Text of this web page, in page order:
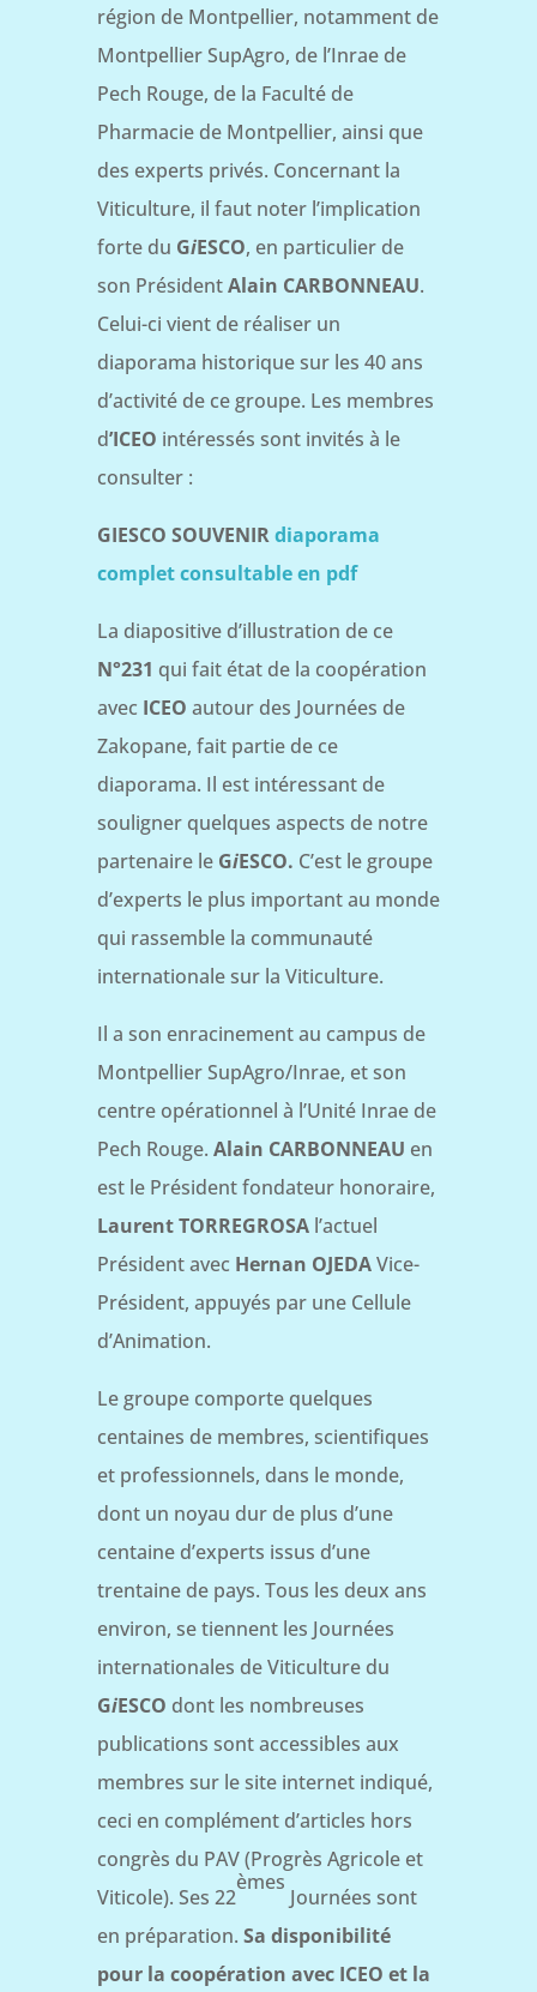
région de Montpellier, notamment de
Montpellier SupAgro, de l’Inrae de
Pech Rouge, de la Faculté de
Pharmacie de Montpellier, ainsi que
des experts privés. Concernant la
Viticulture, il faut noter l’implication
forte du GiESCO, en particulier de
son PrésidentAlain CARBONNEAU.
Celui-ci vient de réaliser un
diaporama historique sur les 40 ans
d’activité de ce groupe. Les membres
d’ICEO intéressés sont invités à le
consulter :
GIESCO SOUVENIRdiaporama
complet consultable en pdf
La diapositive d’illustration de ce
N°231 qui fait état de la coopération
avec ICEO autour des Journées de
Zakopane, fait partie de ce
diaporama. Il est intéressant de
souligner quelques aspects de notre
partenaire le GiESCO. C’est le groupe
d’experts le plus important au monde
qui rassemble la communauté
internationale sur la Viticulture.
Il a son enracinement au campus de
Montpellier SupAgro/Inrae, et son
centre opérationnel à l’Unité Inrae de
Pech Rouge. Alain CARBONNEAU en
est le Président fondateur honoraire,
Laurent TORREGROSA l’actuel
Président avec Hernan OJEDAVice-
Président, appuyés par une Cellule
d’Animation.
Le groupe comporte quelques
centaines de membres, scientifiques
et professionnels, dans le monde,
dont un noyau dur de plus d’une
centaine d’experts issus d’une
trentaine de pays. Tous les deux ans
environ, se tiennent les Journées
internationales de Viticulture du
GiESCO dont les nombreuses
publications sont accessibles aux
membres sur le site internet indiqué,
ceci en complément d’articles hors
congrès du PAV (Progrès Agricole et
Viticole). Ses 22
èmes
Journées sont
en préparation. Sa disponibilité
pour la coopération avec ICEO et la